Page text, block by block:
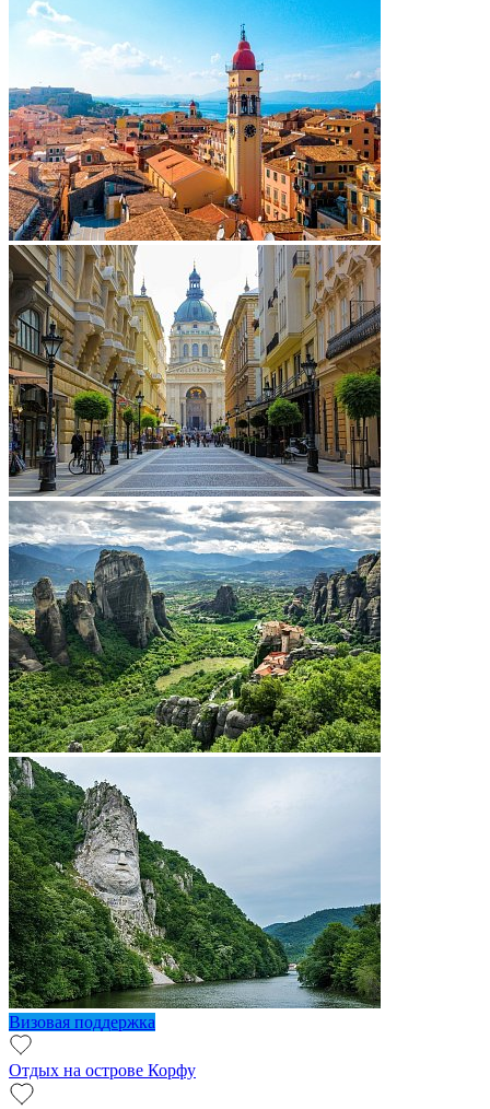
Визовая поддержка
Отдых на острове Корфу